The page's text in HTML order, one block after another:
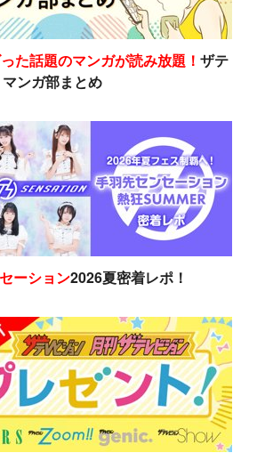
た話題のマンガが読み放題！ ザテ
ンガ部まとめ
ーション2026夏密着レポ！